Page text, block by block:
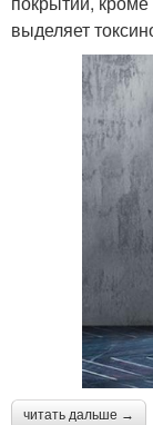
выделяет
читать дальше →